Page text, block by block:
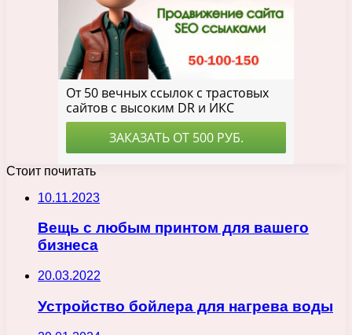
Стоит почитать
10.11.2023
Вещь с любым принтом для вашего
бизнеса
20.03.2022
Устройство бойлера для нагрева воды